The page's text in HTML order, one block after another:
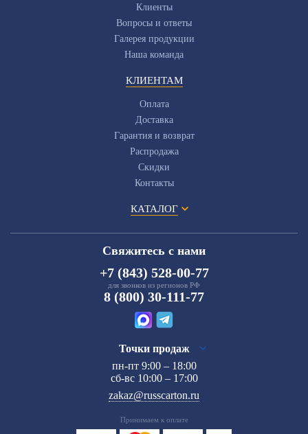
Клиенты
Вопросы и ответы
Галерея продукции
Наша команда
КЛИЕНТАМ
Оплата
Доставка
Гарантия и возврат
Распродажа
Скидки
Контакты
КАТАЛОГ
Свяжитесь с нами
+7 (843) 528-00-77
для звонков из регионов РФ
8 (800) 30-111-77
Точки продаж
пн-пт 9:00 – 18:00
сб-вс 10:00 – 17:00
zakaz@russcarton.ru
Принимаем к оплате